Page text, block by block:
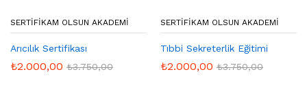
SERTIFIKAM OLSUN AKADEMI
Arıcılık Sertifikası
₺2.000,00 ₺3.750,00
SERTIFIKAM OLSUN AKADEMI
Tıbbi Sekreterlik Eğitimi
₺2.000,00 ₺3.750,00